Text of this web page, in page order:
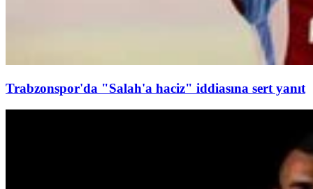
Trabzonspor'da "Salah'a haciz" iddiasına sert yanıt